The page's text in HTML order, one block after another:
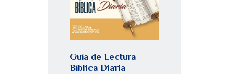
Guía de Lectura
Bíblica Diaria